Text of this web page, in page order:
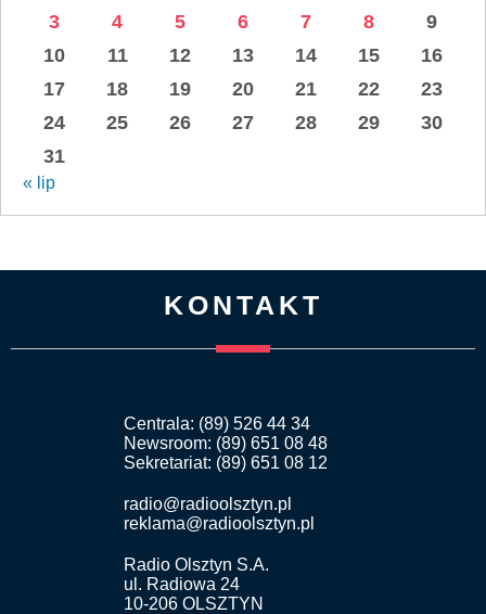
3
4 5 6 7 8
9
10
11 12 13 14 15
16
17
18 19 20 21 22
23
24
25 26 27 28 29
30
31
« lip
KONTAKT
Centrala: (89) 526 44 34
Newsroom: (89) 651 08 48
Sekretariat: (89) 651 08 12
radio@radioolsztyn.pl
reklama@radioolsztyn.pl
Radio Olsztyn S.A.
ul. Radiowa 24
10-206 OLSZTYN